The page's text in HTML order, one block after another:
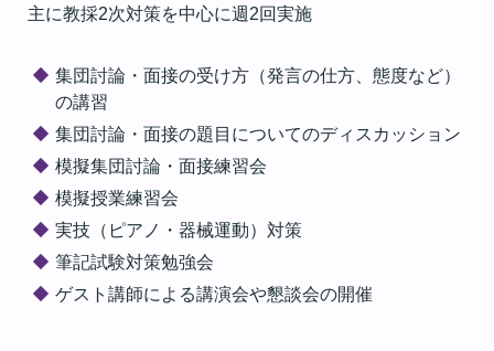
主に教採2次対策を中心に週2回実施
集団討論・面接の受け方（発言の仕方、態度など）
の講習
集団討論・面接の題目についてのディスカッション
模擬集団討論・面接練習会
模擬授業練習会
実技（ピアノ・器械運動）対策
筆記試験対策勉強会
ゲスト講師による講演会や懇談会の開催